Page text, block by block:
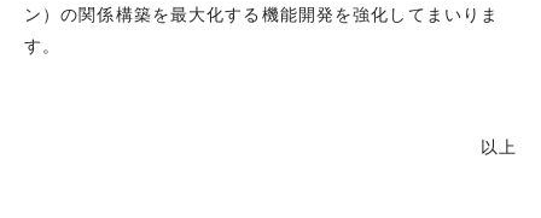
ン）の関係構築を最大化する機能開発を強化してまいりま
す。
以上